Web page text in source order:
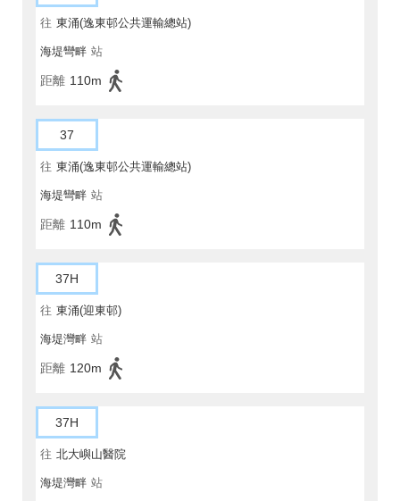
往 東涌(逸東邨公共運輸總站)
海堤彎畔 站
距離 110m
37
往 東涌(逸東邨公共運輸總站)
海堤彎畔 站
距離 110m
37H
往 東涌(迎東邨)
海堤灣畔 站
距離 120m
37H
往 北大嶼山醫院
海堤灣畔 站